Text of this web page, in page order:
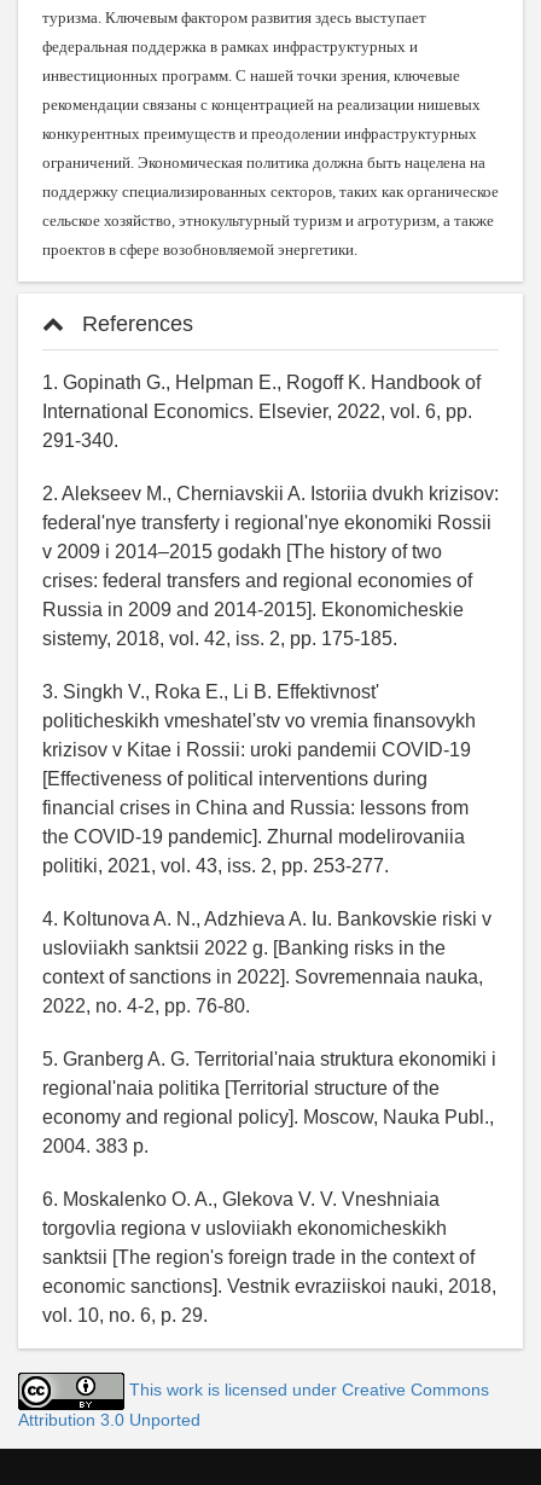
туризма. Ключевым фактором развития здесь выступает
федеральная поддержка в рамках инфраструктурных и
инвестиционных программ. С нашей точки зрения, ключевые
рекомендации связаны с концентрацией на реализации нишевых
конкурентных преимуществ и преодолении инфраструктурных
ограничений. Экономическая политика должна быть нацелена на
поддержку специализированных секторов, таких как органическое
сельское хозяйство, этнокультурный туризм и агротуризм, а также
проектов в сфере возобновляемой энергетики.
References
1. Gopinath G., Helpman E., Rogoff K. Handbook of
International Economics. Elsevier, 2022, vol. 6, pp.
291-340.
2. Alekseev M., Cherniavskii A. Istoriia dvukh krizisov:
federal'nye transferty i regional'nye ekonomiki Rossii
v 2009 i 2014–2015 godakh [The history of two
crises: federal transfers and regional economies of
Russia in 2009 and 2014-2015]. Ekonomicheskie
sistemy, 2018, vol. 42, iss. 2, pp. 175-185.
3. Singkh V., Roka E., Li B. Effektivnost'
politicheskikh vmeshatel'stv vo vremia finansovykh
krizisov v Kitae i Rossii: uroki pandemii COVID-19
[Effectiveness of political interventions during
financial crises in China and Russia: lessons from
the COVID-19 pandemic]. Zhurnal modelirovaniia
politiki, 2021, vol. 43, iss. 2, pp. 253-277.
4. Koltunova A. N., Adzhieva A. Iu. Bankovskie riski v
usloviiakh sanktsii 2022 g. [Banking risks in the
context of sanctions in 2022]. Sovremennaia nauka,
2022, no. 4-2, pp. 76-80.
5. Granberg A. G. Territorial'naia struktura ekonomiki i
regional'naia politika [Territorial structure of the
economy and regional policy]. Moscow, Nauka Publ.,
2004. 383 p.
6. Moskalenko O. A., Glekova V. V. Vneshniaia
torgovlia regiona v usloviiakh ekonomicheskikh
sanktsii [The region's foreign trade in the context of
economic sanctions]. Vestnik evraziiskoi nauki, 2018,
vol. 10, no. 6, p. 29.
This work is licensed under Creative Commons
Attribution 3.0 Unported